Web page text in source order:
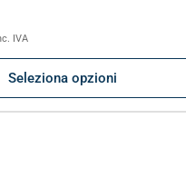
IVA
Seleziona opzioni